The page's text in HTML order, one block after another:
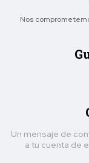
Nos
Un mensaje de
a tu cuenta de